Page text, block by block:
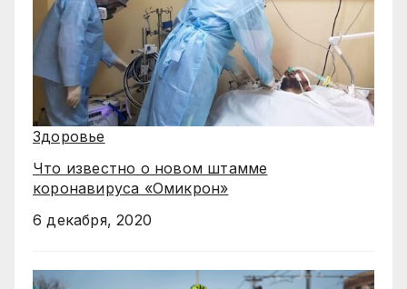
Здоровье
Что известно о новом штамме
коронавируса «Омикрон»
6 декабря, 2020